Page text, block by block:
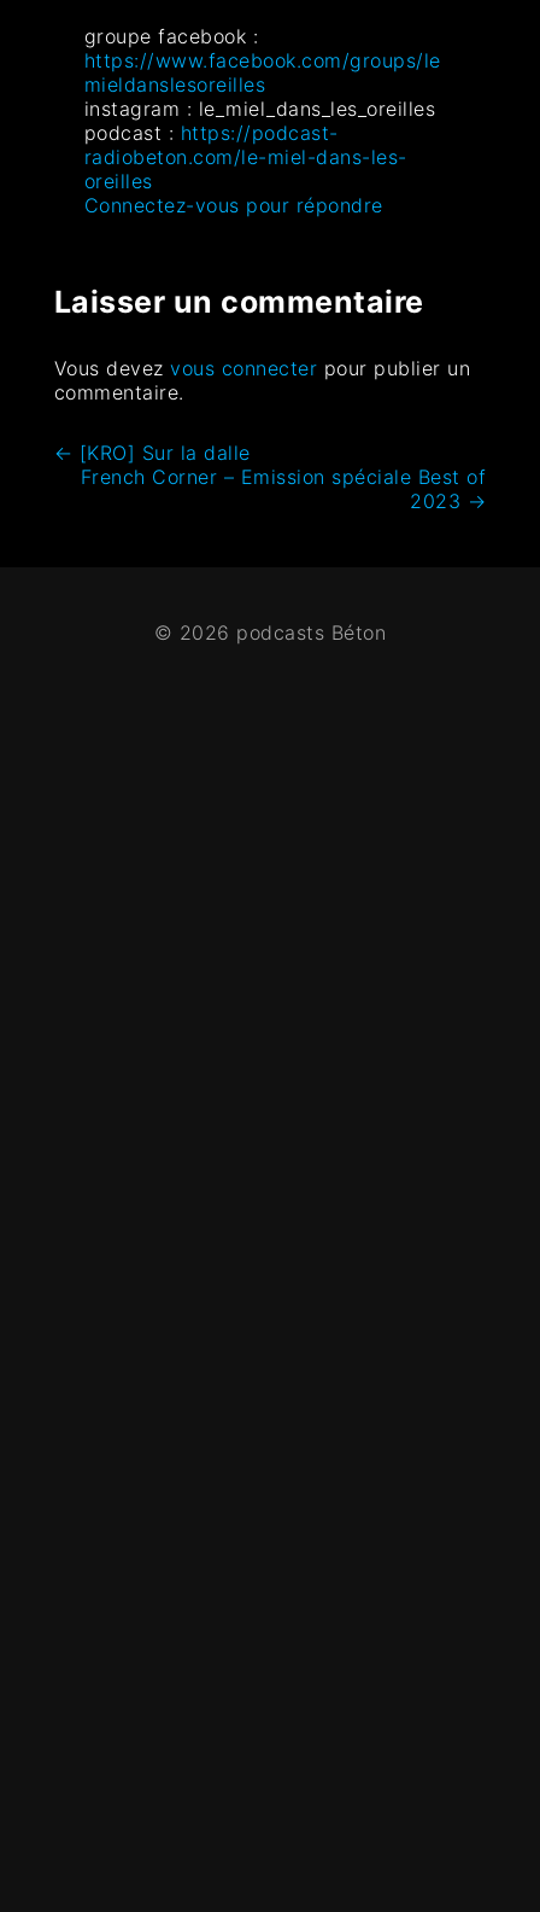
groupe facebook :
https://www.facebook.com/groups/le
mieldanslesoreilles
instagram : le_miel_dans_les_oreilles
podcast : https://podcast-
radiobeton.com/le-miel-dans-les-
oreilles
Connectez-vous pour répondre
Laisser un commentaire
Vous devezvous connecter pour publier un
commentaire.
← [KRO] Sur la dalle
French Corner – Emission spéciale Best of
2023 →
© 2026 podcasts Béton